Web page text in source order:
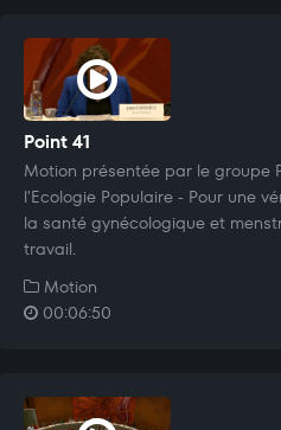
Point 41
Motion présentée par le groupe
l'Ecologie Populaire - Pour une
la santé gynécologique et
travail.
Motion
00:06:50